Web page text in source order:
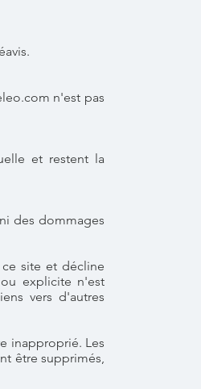
n'est pas
et restent la
des dommages
site et décline
explicite n'est
vers d'autres
inapproprié. Les
être supprimés,